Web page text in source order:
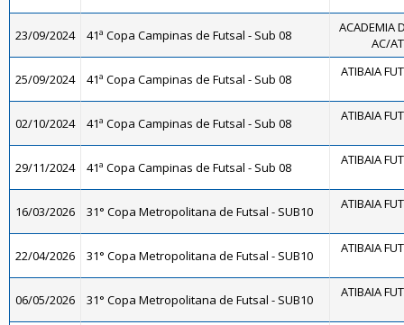
23/09/2024 41ª Copa Campinas de Futsal - Sub 08
ACADEMIA
AC/
25/09/2024 41ª Copa Campinas de Futsal - Sub 08 ATIBAIA
02/10/2024 41ª Copa Campinas de Futsal - Sub 08 ATIBAIA
29/11/2024 41ª Copa Campinas de Futsal - Sub 08 ATIBAIA
16/03/2026 31° Copa Metropolitana de Futsal - SUB10 ATIBAIA
22/04/2026 31° Copa Metropolitana de Futsal - SUB10 ATIBAIA
06/05/2026 31° Copa Metropolitana de Futsal - SUB10 ATIBAIA